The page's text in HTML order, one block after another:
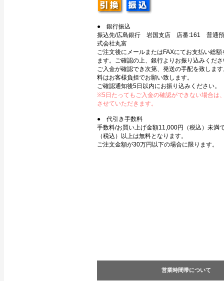
● 銀行振込
振込先/広島銀行 岩国支店 店番:161 普通
式会社丸富
ご注文後にメールまたはFAXにてお支払い総
ます。ご確認の上、銀行よりお振り込みくだ
ご入金が確認でき次第、発送の手配を致しま
料はお客様負担でお願い致します。
ご確認通知後5日以内にお振り込みください。
※5日たってもご入金の確認ができない場合は
させていただきます。
● 代引き手数料
手数料/お買い上げ金額11,000円（税込）未満
（税込）以上は無料となります。
ご注文金額が30万円以下の場合に限ります。
営業時間帯について